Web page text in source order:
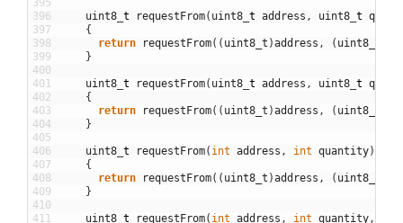
395
396
397
398
399
400
401
402
403
404
405
406
407
408
409
410
411
uint8 t requestFrom( uint8 t address , uint8 t
{
return
requestFrom( ( uint8_t )address , ( uint8_t
}
uint8 t requestFrom( uint8 t address , uint8 t
{
return
requestFrom( ( uint8_t )address , ( uint8_t
}
uint8 t requestFrom( int address , int quantity)
{
return
requestFrom( ( uint8_t )address , ( uint8_t
}
uint8 t requestFrom( int address , int quantity,